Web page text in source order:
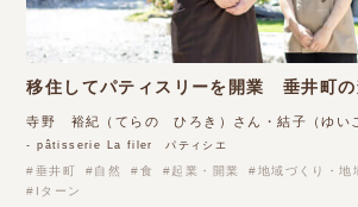
移住してパティスリーを開業 垂井町の
寺野 裕紀（てらの ひろき）さん・結子（ゆい
- pâtisserie La filer パティシエ
垂井町 自然 食 起業・開業 地域づくり・地
Iターン